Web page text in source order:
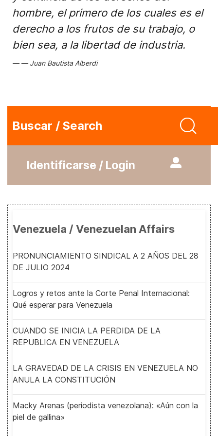
hombre, el primero de los cuales es el
derecho a los frutos de su trabajo, o
bien sea, a la libertad de industria.
Juan Bautista Alberdi
Buscar / Search
Identificarse / Login
Venezuela / Venezuelan Affairs
PRONUNCIAMIENTO SINDICAL A 2 AÑOS DEL 28
DE JULIO 2024
Logros y retos ante la Corte Penal Internacional:
Qué esperar para Venezuela
CUANDO SE INICIA LA PERDIDA DE LA
REPUBLICA EN VENEZUELA
LA GRAVEDAD DE LA CRISIS EN VENEZUELA NO
ANULA LA CONSTITUCIÓN
Macky Arenas (periodista venezolana): «Aún con la
piel de gallina»